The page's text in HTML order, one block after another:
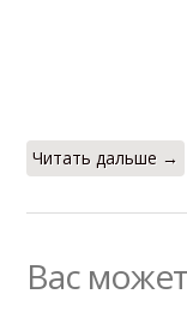
Читать дальше →
Вас